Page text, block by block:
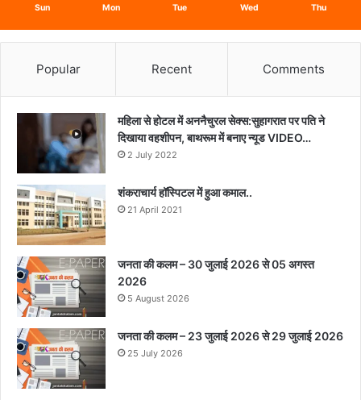
Sun Mon Tue Wed Thu
Popular Recent Comments
महिला से होटल में अननैचुरल सेक्स:सुहागरात पर पति ने
दिखाया वहशीपन, बाथरूम में बनाए न्यूड VIDEO…
2 July 2022
शंकराचार्य हॉस्पिटल में हुआ कमाल..
21 April 2021
जनता की कलम – 30 जुलाई 2026 से 05 अगस्त
2026
5 August 2026
जनता की कलम – 23 जुलाई 2026 से 29 जुलाई 2026
25 July 2026